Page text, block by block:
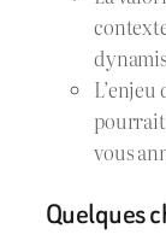
pourrait
vous
Quelques